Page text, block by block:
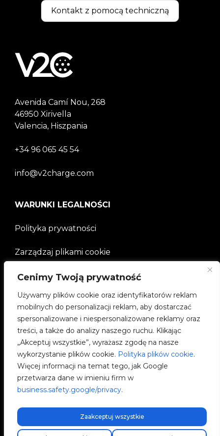
Cenimy Twoją prywatność
Używamy plików cookie oraz identyfikatorów reklam
mobilnych do personalizacji reklam, aby dostarczać
spersonalizowane i niespersonalizowane reklamy oraz
treści, a także do analizy naszego ruchu. Klikając
„Akceptuj wszystkie”, wyrażasz zgodę na nasze
wykorzystanie plików cookie. Polityka plików cookie.
Więcej informacji na temat tego, jak Google
przetwarza dane w imieniu firm w
business.safety.google/privacy.
Zaakceptuj wszystkie
Kontakt z pomocą techniczną
Avenida Camí Nou, 268
46950 Xirivella
Valencia, Hiszpania
+34 96 065 45 54
info@v2charge.com
WARUNKI LEGALNOŚCI
Polityka prywatności
Zarządzaj plikami cookie
FIRMA
Społeczności V2C
e-Chargers
V2C Cloud
V2C Payments
Darmowa wysyłka ekspresowa!